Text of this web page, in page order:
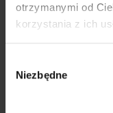
otrzymanymi od
korzystania z ich
zgody
Niezbędne
Wszystkie